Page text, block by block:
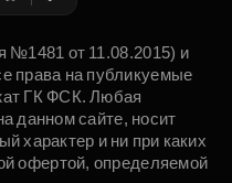
№1481 от 11.08.2015) и
права на публикуемые
ГК ФСК. Любая
данном сайте, носит
характер и ни при каких
офертой, определяемой